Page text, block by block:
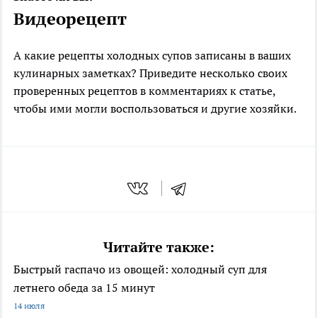
Видеорецепт
А какие рецепты холодных супов записаны в ваших
кулинарных заметках? Приведите несколько своих
проверенных рецептов в комментариях к статье,
чтобы ими могли воспользоваться и другие хозяйки.
Читайте также:
Быстрый гаспачо из овощей: холодный суп для
летнего обеда за 15 минут
14 июля